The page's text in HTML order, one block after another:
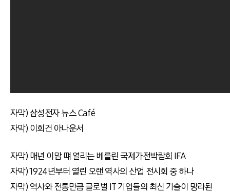
자막) 삼성전자 뉴스 Café
자막) 이희건 아나운서
자막) 매년 이맘 떄 열리는 베를린 국제가전박람회 IFA
자막) 1924년부터 열린 오랜 역사의 산업 전시회 중 하나
자막) 역사와 전통만큼 글로벌 IT 기업들의 최신 기술이 망라된